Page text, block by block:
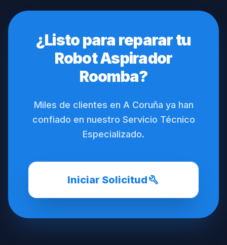
¿Listo para reparar tu
Robot Aspirador
Roomba?
Miles de clientes en A Coruña ya han
confiado en nuestro Servicio Técnico
Especializado.
Iniciar Solicitudbuild